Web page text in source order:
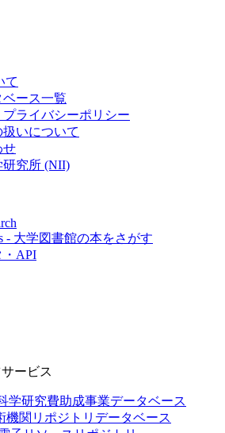
て
ース一覧
ライバシーポリシー
いについて
せ
研究所 (NII)
- 大学図書館の本をさがす
・API
ービス
学研究費助成事業データベース
機関リポジトリデータベース